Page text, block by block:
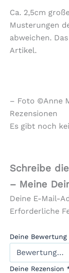
Ca. 2,5cm
Musterungen
abweichen.
Artikel.
– Foto ©Anne
Rezensionen
Es gibt noch
Schreibe
– Meine
Deine E-Mail-
Erforderliche
Deine Bewertung
Deine Rezension